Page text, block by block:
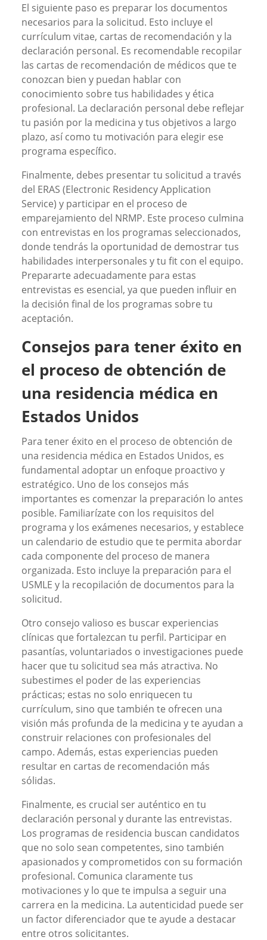
El siguiente paso es preparar los documentos
necesarios para la solicitud. Esto incluye el
currículum vitae, cartas de recomendación y la
declaración personal. Es recomendable recopilar
las cartas de recomendación de médicos que te
conozcan bien y puedan hablar con
conocimiento sobre tus habilidades y ética
profesional. La declaración personal debe reflejar
tu pasión por la medicina y tus objetivos a largo
plazo, así como tu motivación para elegir ese
programa específico.
Finalmente, debes presentar tu solicitud a través
del ERAS (Electronic Residency Application
Service) y participar en el proceso de
emparejamiento del NRMP. Este proceso culmina
con entrevistas en los programas seleccionados,
donde tendrás la oportunidad de demostrar tus
habilidades interpersonales y tu fit con el equipo.
Prepararte adecuadamente para estas
entrevistas es esencial, ya que pueden influir en
la decisión final de los programas sobre tu
aceptación.
Consejos para tener éxito en
el proceso de obtención de
una residencia médica en
Estados Unidos
Para tener éxito en el proceso de obtención de
una residencia médica en Estados Unidos, es
fundamental adoptar un enfoque proactivo y
estratégico. Uno de los consejos más
importantes es comenzar la preparación lo antes
posible. Familiarízate con los requisitos del
programa y los exámenes necesarios, y establece
un calendario de estudio que te permita abordar
cada componente del proceso de manera
organizada. Esto incluye la preparación para el
USMLE y la recopilación de documentos para la
solicitud.
Otro consejo valioso es buscar experiencias
clínicas que fortalezcan tu perfil. Participar en
pasantías, voluntariados o investigaciones puede
hacer que tu solicitud sea más atractiva. No
subestimes el poder de las experiencias
prácticas; estas no solo enriquecen tu
currículum, sino que también te ofrecen una
visión más profunda de la medicina y te ayudan a
construir relaciones con profesionales del
campo. Además, estas experiencias pueden
resultar en cartas de recomendación más
sólidas.
Finalmente, es crucial ser auténtico en tu
declaración personal y durante las entrevistas.
Los programas de residencia buscan candidatos
que no solo sean competentes, sino también
apasionados y comprometidos con su formación
profesional. Comunica claramente tus
motivaciones y lo que te impulsa a seguir una
carrera en la medicina. La autenticidad puede ser
un factor diferenciador que te ayude a destacar
entre otros solicitantes.